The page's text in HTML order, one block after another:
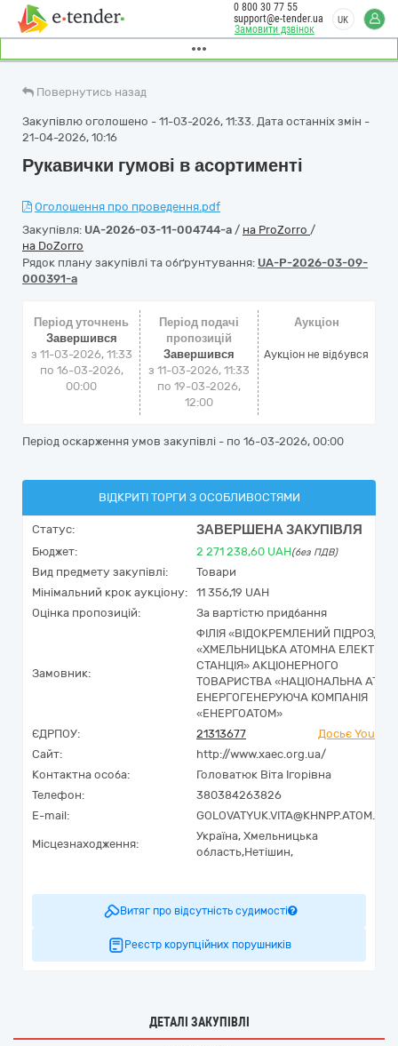
Замовити дзвінок
0 800 30 77 55
support@e-tender.ua
UK
Повернутись назад
Закупівлю оголошено - 11-03-2026, 11:33. Дата останніх змін -
21-04-2026, 10:16
Рукавички гумові в асортименті
Оголошення про проведення.pdf
Закупівля: UA-2026-03-11-004744-a / на ProZorro /
на DoZorro
Рядок плану закупівлі та обґрунтування: UA-P-2026-03-09-
000391-a
Період уточнень
Завершився
з 11-03-2026, 11:33
по 16-03-2026,
00:00
Період подачі
пропозицій
Завершився
з 11-03-2026, 11:33
по 19-03-2026,
12:00
Аукціон
Аукціон не відбувся
Період оскарження умов закупівлі - по 16-03-2026, 00:00
ВІДКРИТІ ТОРГИ З ОСОБЛИВОСТЯМИ
Статус: ЗАВЕРШЕНА ЗАКУПІВЛЯ
Бюджет: 2 271 238,60 UAH(без ПДВ)
Вид предмету закупівлі:
Товари
Мінімальний крок аукціону:
11 356,19 UAH
Оцінка пропозицій:
За вартістю придбання
Замовник:
ФІЛІЯ «ВІДОКРЕМЛЕНИЙ ПІДРОЗДІЛ
«ХМЕЛЬНИЦЬКА АТОМНА
СТАНЦІЯ» АКЦІОНЕРНОГО
ТОВАРИСТВА «НАЦІОНАЛЬНА
ЕНЕРГОГЕНЕРУЮЧА КОМПАНІЯ
«ЕНЕРГОАТОМ»
ЄДРПОУ:
21313677
Досьє
Сайт:
http://www.xaec.org.ua/
Контактна особа:
Головатюк Віта Ігорівна
Телефон:
380384263826
E-mail:
Місцезнаходження:
Україна, Хмельницька
область,Нетішин,
Витяг про відсутність судимості
Реєстр корупційних порушників
ДЕТАЛІ ЗАКУПІВЛІ